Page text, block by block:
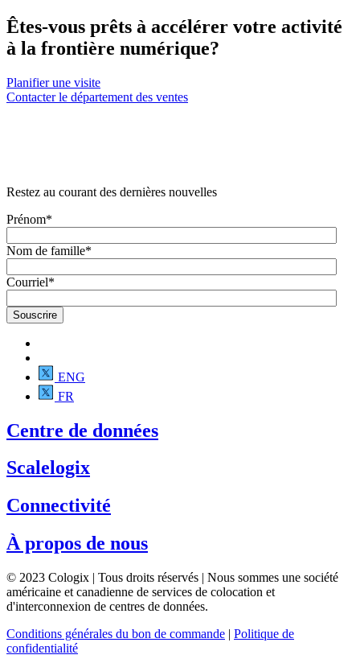
Êtes-vous prêts à accélérer votre activité
à la frontière numérique?
Planifier une visite
Contacter le département des ventes
Restez au courant des dernières nouvelles
Prénom*
Nom de famille*
Courriel*
ENG
FR
Centre de données
Scalelogix
Connectivité
À propos de nous
© 2023 Cologix | Tous droits réservés | Nous sommes une société
américaine et canadienne de services de colocation et
d'interconnexion de centres de données.
Conditions générales du bon de commande | Politique de
confidentialité